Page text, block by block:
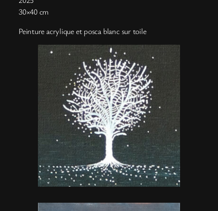
30×40 cm
Peinture acrylique et posca blanc sur toile